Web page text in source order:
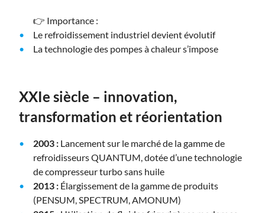
👉 Importance :
Le refroidissement industriel devient évolutif
La technologie des pompes à chaleur s’impose
XXIe siècle – innovation,
transformation et réorientation
2003 : Lancement sur le marché de la gamme de
refroidisseurs QUANTUM, dotée d’une technologie
de compresseur turbo sans huile
2013 : Élargissement de la gamme de produits
(PENSUM, SPECTRUM, AMONUM)